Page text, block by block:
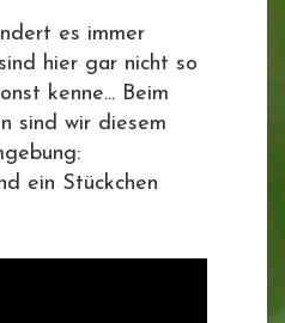
es immer
hier gar nicht so
kenne... Beim
sind wir diesem
ein Stückchen